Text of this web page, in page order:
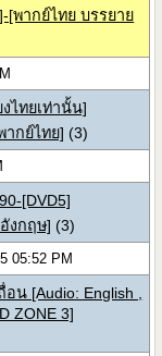
[พากย์ไทย บรรยาย
ไทยเท่านั้น]
ากย์ไทย] (3)
[DVD5]
งกฤษ] (3)
05:52 PM
น [Audio: English ,
ZONE 3]